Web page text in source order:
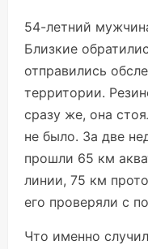
54-летний
Близкие
отправились
территории.
сразу же, она
не было. За две
прошли 65 км
линии, 75 км
его проверяли с
Что именно